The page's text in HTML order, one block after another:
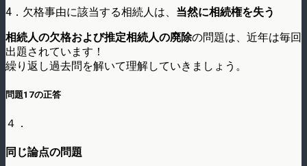
4．欠格事由に該当する相続人は、 当然に相続権を失う
相続人の欠格および推定相続人の廃除の問題は、近年は毎回
出題されています！
繰り返し過去問を解いて理解していきましょう。
問題17の正答
４．
同じ論点の問題